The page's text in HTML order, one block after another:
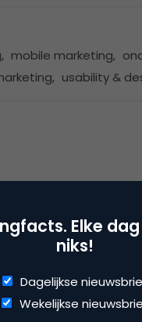
, mobile marketing,
, usability &
Edwinres
gedachtes waarin ik
deel in mee ga!
Elke dag
niks!
Dagelijkse
Wekelijkse